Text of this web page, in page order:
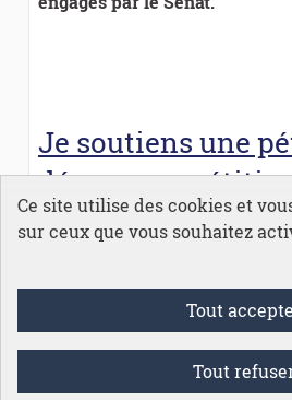
Je soutiens une
dépose ma
Conditions générales
Mentions légales
Protection des
Ce site utilise des cookies et
sur ceux que vous souhaitez
Tout
Tout